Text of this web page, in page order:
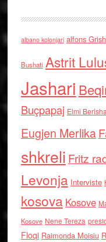
albano kolonjari alfons
Bushati Astrit
Jashari
Buçpapaj Elmi Berisha
Eugjen Merlika
shkreli Fritz
Levonja Interviste
kosova Kosove
Kosove Nene Tereza
Floqi Raimonda Moisiu